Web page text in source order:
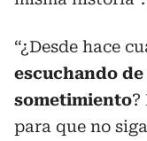
“¿Desde hace
escuchando
sometimiento?
para que no